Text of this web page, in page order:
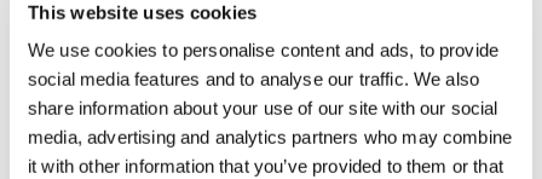
This website uses cookies
We use cookies to personalise content and ads, to provide
social media features and to analyse our traffic. We also
share information about your use of our site with our social
media, advertising and analytics partners who may combine
it with other information that you’ve provided to them or that
Frokosten på The Living Kitchen by Zoku Copenhagen er frisk,
afbalanceret og forskellig hver dag. Vores Kitchen Table-
frokost på taget byder på en dagligt skiftende buffet med et
generøst udvalg af salater, ristede grøntsager, gryn, suppe, ost,
brød, en proteinvariant og dessert. Menuen skifter dagligt, så